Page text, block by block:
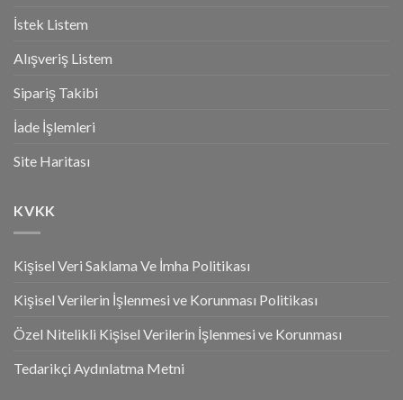
İstek Listem
Alışveriş Listem
Sipariş Takibi
İade İşlemleri
Site Haritası
KVKK
Kişisel Veri Saklama Ve İmha Politikası
Kişisel Verilerin İşlenmesi ve Korunması Politikası
Özel Nitelikli Kişisel Verilerin İşlenmesi ve Korunması
Tedarikçi Aydınlatma Metni